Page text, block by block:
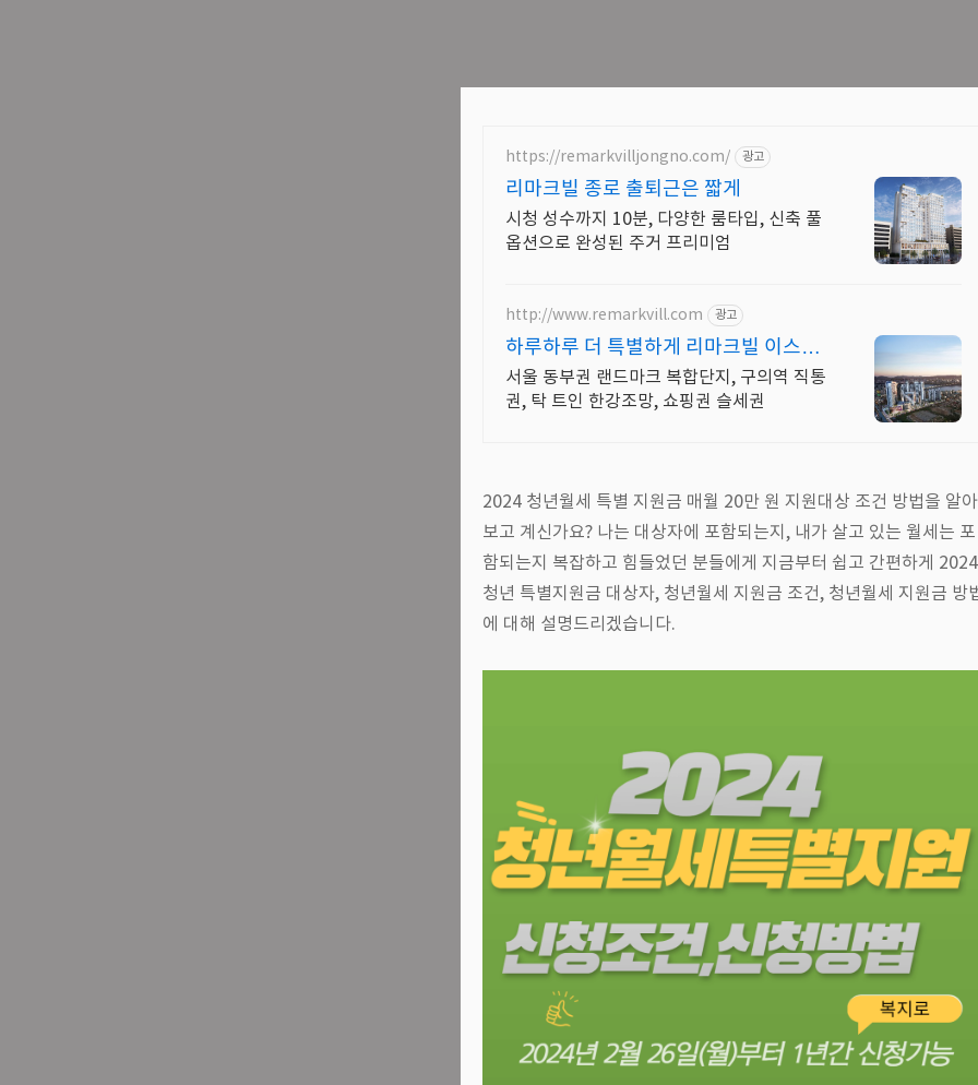
https://remarkvilljongno.com/ 광고
리마크빌 종로 출퇴근은 짧게
시청 성수까지 10분, 다양한 룸타입, 신축 풀
옵션으로 완성된 주거 프리미엄
http://www.remarkvill.com 광고
하루하루 더 특별하게 리마크빌 이스트
폴
서울 동부권 랜드마크 복합단지, 구의역 직통
권, 탁 트인 한강조망, 쇼핑권 슬세권
2024 청년월세 특별 지원금 매월 20만 원 지원대상 조건 방법을 알아
보고 계신가요? 나는 대상자에 포함되는지, 내가 살고 있는 월세는 포
함되는지 복잡하고 힘들었던 분들에게 지금부터 쉽고 간편하게 2024
청년 특별지원금 대상자, 청년월세 지원금 조건, 청년월세 지원금 방
에 대해 설명드리겠습니다.